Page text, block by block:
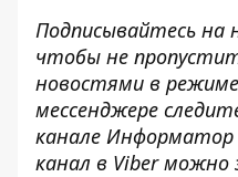
Подписывайтесь на
чтобы не
новостями в
мессенджере
канале Информатор
канал в Viber можно